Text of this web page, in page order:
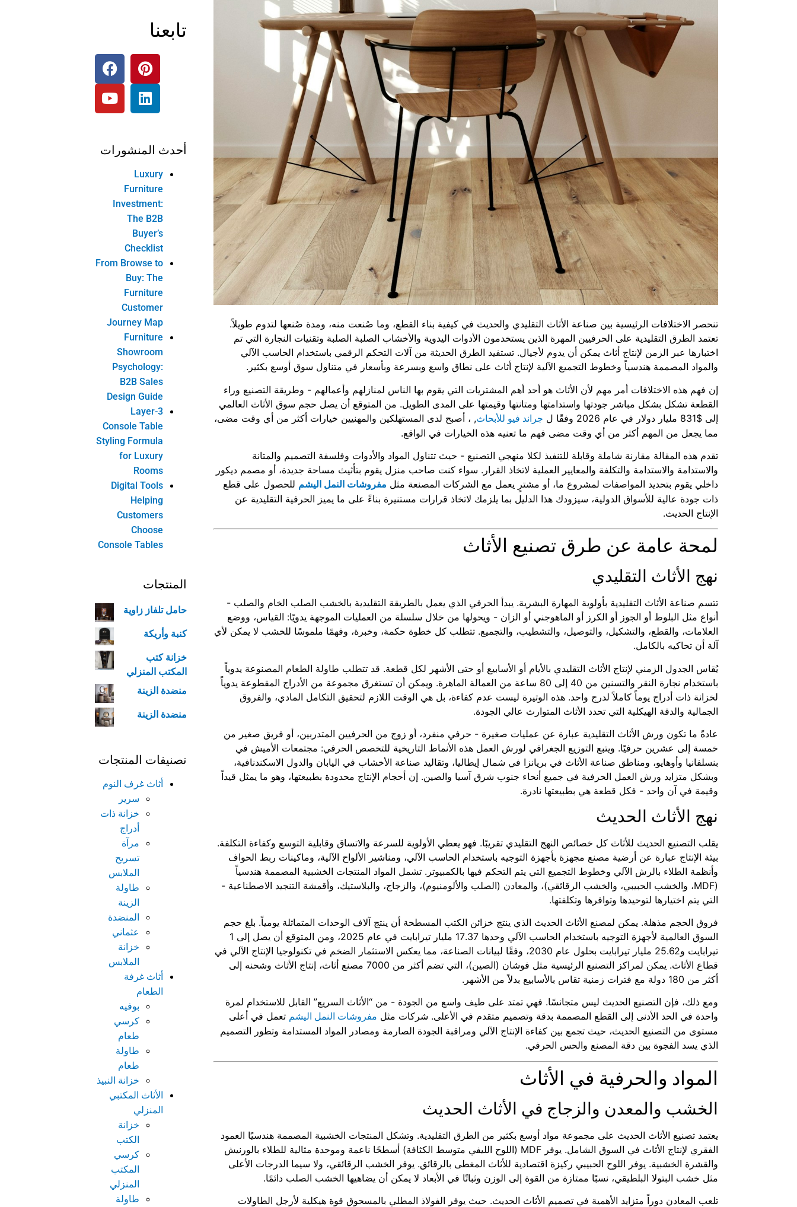
تنحصر الاختلافات الرئيسية بين صناعة الأثاث التقليدي والحديث في كيفية بناء القطع، وما صُنعت منه، ومدة صُنعها لتدوم طويلاً.
تعتمد الطرق التقليدية على الحرفيين المهرة الذين يستخدمون الأدوات اليدوية والأخشاب الصلبة الصلبة وتقنيات النجارة التي تم
اختبارها عبر الزمن لإنتاج أثاث يمكن أن يدوم لأجيال. تستفيد الطرق الحديثة من آلات التحكم الرقمي باستخدام الحاسب الآلي
والمواد المصممة هندسياً وخطوط التجميع الآلية لإنتاج أثاث على نطاق واسع وبسرعة وبأسعار في متناول سوق أوسع بكثير.
إن فهم هذه الاختلافات أمر مهم لأن الأثاث هو أحد أهم المشتريات التي يقوم بها الناس لمنازلهم وأعمالهم - وطريقة التصنيع وراء
القطعة تشكل بشكل مباشر جودتها واستدامتها ومتانتها وقيمتها على المدى الطويل. من المتوقع أن يصل حجم سوق الأثاث العالمي
إلى $831 مليار دولار في عام 2026 وفقًا ل
جراند فيو للأبحاث, ، أصبح لدى المستهلكين والمهنيين خيارات أكثر من أي وقت مضى،
مما يجعل من المهم أكثر من أي وقت مضى فهم ما تعنيه هذه الخيارات في الواقع.
تقدم هذه المقالة مقارنة شاملة وقابلة للتنفيذ لكلا منهجي التصنيع - حيث تتناول المواد والأدوات وفلسفة التصميم والمتانة
والاستدامة والاستدامة والتكلفة والمعايير العملية لاتخاذ القرار. سواء كنت صاحب منزل يقوم بتأثيث مساحة جديدة، أو مصمم ديكور
داخلي يقوم بتحديد المواصفات لمشروع ما، أو مشترٍ يعمل مع الشركات المصنعة مثل مفروشات النمل اليشم للحصول على قطع
ذات جودة عالية للأسواق الدولية، سيزودك هذا الدليل بما يلزمك لاتخاذ قرارات مستنيرة بناءً على ما يميز الحرفية التقليدية عن
الإنتاج الحديث.
لمحة عامة عن طرق تصنيع الأثاث
نهج الأثاث التقليدي
تتسم صناعة الأثاث التقليدية بأولوية المهارة البشرية. يبدأ الحرفي الذي يعمل بالطريقة التقليدية بالخشب الصلب الخام والصلب -
أنواع مثل البلوط أو الجوز أو الكرز أو الماهوجني أو الزان - ويحولها من خلال سلسلة من العمليات الموجهة يدويًا: القياس، ووضع
العلامات، والقطع، والتشكيل، والتوصيل، والتشطيب، والتجميع. تتطلب كل خطوة حكمة، وخبرة، وفهمًا ملموسًا للخشب لا يمكن لأي
آلة أن تحاكيه بالكامل.
يُقاس الجدول الزمني لإنتاج الأثاث التقليدي بالأيام أو الأسابيع أو حتى الأشهر لكل قطعة. قد تتطلب طاولة الطعام المصنوعة يدوياً
باستخدام نجارة النقر والتسنين من 40 إلى 80 ساعة من العمالة الماهرة. ويمكن أن تستغرق مجموعة من الأدراج المقطوعة يدوياً
لخزانة ذات أدراج يوماً كاملاً لدرج واحد. هذه الوتيرة ليست عدم كفاءة، بل هي الوقت اللازم لتحقيق التكامل المادي، والفروق
الجمالية والدقة الهيكلية التي تحدد الأثاث المتوارث عالي الجودة.
عادةً ما تكون ورش الأثاث التقليدية عبارة عن عمليات صغيرة - حرفي منفرد، أو زوج من الحرفيين المتدربين، أو فريق صغير من
خمسة إلى عشرين حرفيًا. ويتبع التوزيع الجغرافي لورش العمل هذه الأنماط التاريخية للتخصص الحرفي: مجتمعات الأميش في
بنسلفانيا وأوهايو، ومناطق صناعة الأثاث في بريانزا في شمال إيطاليا، وتقاليد صناعة الأخشاب في اليابان والدول الاسكندنافية،
وبشكل متزايد ورش العمل الحرفية في جميع أنحاء جنوب شرق آسيا والصين. إن أحجام الإنتاج محدودة بطبيعتها، وهو ما يمثل قيداً
وقيمة في آن واحد - فكل قطعة هي بطبيعتها نادرة.
نهج الأثاث الحديث
يقلب التصنيع الحديث للأثاث كل خصائص النهج التقليدي تقريبًا. فهو يعطي الأولوية للسرعة والاتساق وقابلية التوسع وكفاءة التكلفة.
بيئة الإنتاج عبارة عن أرضية مصنع مجهزة بأجهزة التوجيه باستخدام الحاسب الآلي، ومناشير الألواح الآلية، وماكينات ربط الحواف
وأنظمة الطلاء بالرش الآلي وخطوط التجميع التي يتم التحكم فيها بالكمبيوتر. تشمل المواد المنتجات الخشبية المصممة هندسياً
(MDF، والخشب الحبيبي، والخشب الرقائقي)، والمعادن (الصلب والألومنيوم)، والزجاج، والبلاستيك، وأقمشة التنجيد الاصطناعية -
التي يتم اختيارها لتوحيدها وتوافرها وتكلفتها.
فروق الحجم مذهلة. يمكن لمصنع الأثاث الحديث الذي ينتج خزائن الكتب المسطحة أن ينتج آلاف الوحدات المتماثلة يومياً. بلغ حجم
السوق العالمية لأجهزة التوجيه باستخدام الحاسب الآلي وحدها 17.37 مليار تيرابايت في عام 2025، ومن المتوقع أن يصل إلى 1
تيرابايت و25.62 مليار تيرابايت بحلول عام 2030، وفقًا لبيانات الصناعة، مما يعكس الاستثمار الضخم في تكنولوجيا الإنتاج الآلي في
قطاع الأثاث. يمكن لمراكز التصنيع الرئيسية مثل فوشان (الصين)، التي تضم أكثر من 7000 مصنع أثاث، إنتاج الأثاث وشحنه إلى
أكثر من 180 دولة مع فترات زمنية تقاس بالأسابيع بدلاً من الأشهر.
ومع ذلك، فإن التصنيع الحديث ليس متجانسًا. فهي تمتد على طيف واسع من الجودة - من “الأثاث السريع” القابل للاستخدام لمرة
واحدة في الحد الأدنى إلى القطع المصممة بدقة وتصميم متقدم في الأعلى. شركات مثل مفروشات النمل اليشم تعمل في أعلى
مستوى من التصنيع الحديث، حيث تجمع بين كفاءة الإنتاج الآلي ومراقبة الجودة الصارمة ومصادر المواد المستدامة وتطور التصميم
الذي يسد الفجوة بين دقة المصنع والحس الحرفي.
المواد والحرفية في الأثاث
الخشب والمعدن والزجاج في الأثاث الحديث
يعتمد تصنيع الأثاث الحديث على مجموعة مواد أوسع بكثير من الطرق التقليدية. وتشكل المنتجات الخشبية المصممة هندسيًا العمود
الفقري لإنتاج الأثاث في السوق الشامل. يوفر MDF (اللوح الليفي متوسط الكثافة) أسطحًا ناعمة وموحدة مثالية للطلاء بالورنيش
والقشرة الخشبية. يوفر اللوح الحبيبي ركيزة اقتصادية للأثاث المغطى بالرقائق. يوفر الخشب الرقائقي، ولا سيما الدرجات الأعلى
مثل خشب البتولا البلطيقي، نسبًا ممتازة من القوة إلى الوزن وثباتًا في الأبعاد لا يمكن أن يضاهيها الخشب الصلب دائمًا.
تلعب المعادن دوراً متزايد الأهمية في تصميم الأثاث الحديث. حيث يوفر الفولاذ المطلي بالمسحوق قوة هيكلية لأرجل الطاولات
تابعنا
أحدث المنشورات
Luxury
Furniture
Investment:
The B2B
Buyer’s
Checklist
From Browse to
Buy: The
Furniture
Customer
Journey Map
Furniture
Showroom
Psychology:
B2B Sales
Design Guide
3-Layer
Console Table
Styling Formula
for Luxury
Rooms
Digital Tools
Helping
Customers
Choose
Console Tables
المنتجات
حامل تلفاز زاوية
كنبة وأريكة
خزانة كتب
المكتب المنزلي
منضدة الزينة
منضدة الزينة
تصنيفات المنتجات
أثاث غرف النوم
سرير
خزانة ذات
أدراج
مرآة
تسريح
الملابس
طاولة
الزينة
المنضدة
عثماني
خزانة
الملابس
أثاث غرفة
الطعام
بوفيه
كرسي
طعام
طاولة
طعام
خزانة النبيذ
الأثاث المكتبي
المنزلي
خزانة
الكتب
كرسي
المكتب
المنزلي
طاولة